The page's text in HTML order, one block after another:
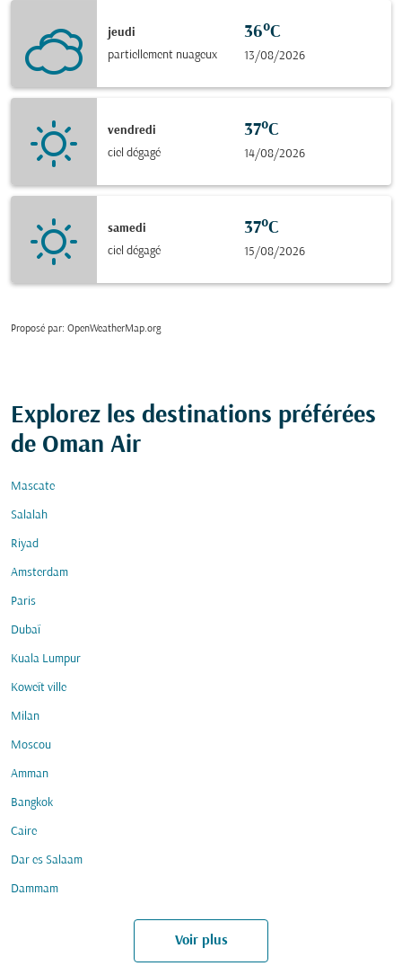
jeudi
partiellement nuageux
36°C
13/08/2026
vendredi
ciel dégagé
37°C
14/08/2026
samedi
ciel dégagé
37°C
15/08/2026
Proposé par: OpenWeatherMap.org
Explorez les destinations préférées
de Oman Air
Mascate
Salalah
Riyad
Amsterdam
Paris
Dubaï
Kuala Lumpur
Koweït ville
Milan
Moscou
Amman
Bangkok
Caire
Dar es Salaam
Dammam
Voir plus